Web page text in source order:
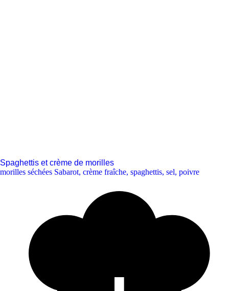
Spaghettis et crème de morilles
morilles séchées Sabarot, crème fraîche, spaghettis, sel, poivre